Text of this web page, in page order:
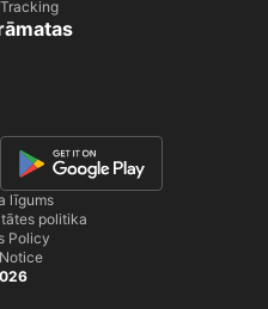
līgums
politika
Policy